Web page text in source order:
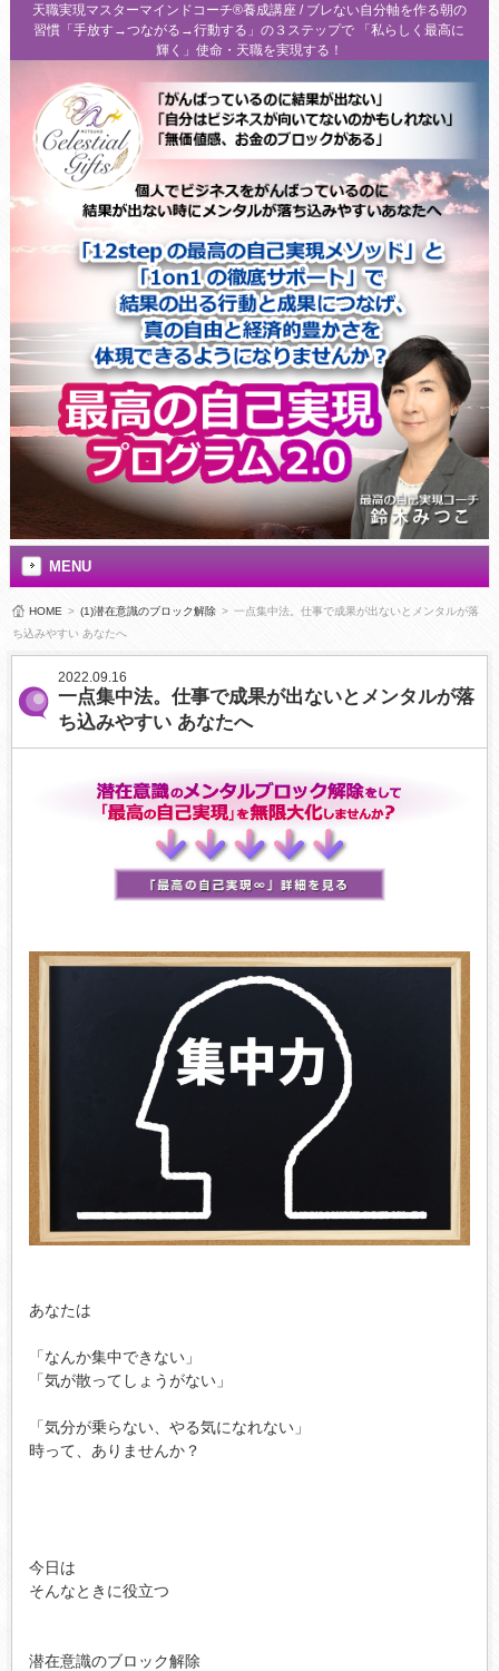
天職実現マスターマインドコーチ®養成講座 / ブレない自分軸を作る朝の
習慣「手放す→つながる→行動する」の３ステップで 「私らしく最高に
輝く」使命・天職を実現する！
MENU
HOME > (1)潜在意識のブロック解除 > 一点集中法。仕事で成果が出ないとメンタルが落
ち込みやすい あなたへ
2022.09.16
一点集中法。仕事で成果が出ないとメンタルが落
ち込みやすい あなたへ
あなたは
「なんか集中できない」
「気が散ってしょうがない」
「気分が乗らない、やる気になれない」
時って、ありませんか？
今日は
そんなときに役立つ
潜在意識のブロック解除